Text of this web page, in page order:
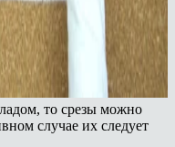
то срезы можно
случае их следует